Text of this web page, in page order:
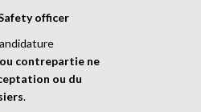
officer
contrepartie ne
ou du
.